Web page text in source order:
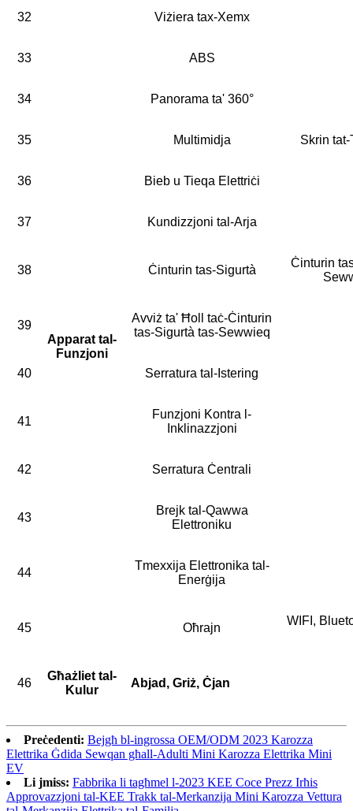
32 Viżiera tax-Xemx
33
Apparat tal-
Funzjoni
ABS
34 Panorama ta' 360°
35 Multimidja Skrin
36 Bieb u Tieqa Elettriċi
37 Kundizzjoni tal-Arja
38 Ċinturin tas-Sigurtà
Ċinturin
39
Avviż ta' Ħoll taċ-Ċinturin
tas-Sigurtà tas-Sewwieq
40 Serratura tal-Istering
41
Funzjoni Kontra l-
Inklinazzjoni
42 Serratura Ċentrali
43
Brejk tal-Qawwa
Elettroniku
44
Tmexxija Elettronika tal-
Enerġija
45 Oħrajn
WIFI,
46
Għażliet tal-
Kulur
Abjad, Griż, Ċjan
Preċedenti: Bejgħ bl-ingrossa OEM/ODM 2023 Karozza
Elettrika Ġdida Sewqan għall-Adulti Mini Karozza Elettrika Mini
EV
Li jmiss: Fabbrika li tagħmel l-2023 KEE Coce Prezz Irħis
Approvazzjoni tal-KEE Trakk tal-Merkanzija Mini Karozza Vettura